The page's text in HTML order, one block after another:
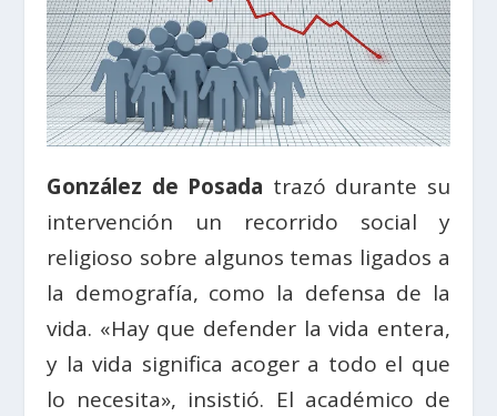
González de Posada trazó durante su
intervención un recorrido social y
religioso sobre algunos temas ligados a
la demografía, como la defensa de la
vida. «Hay que defender la vida entera,
y la vida significa acoger a todo el que
lo necesita», insistió. El académico de